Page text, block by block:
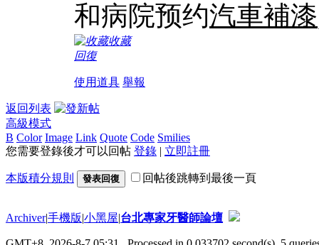
和病院预约汽車補漆
收藏
回復
使用道具 舉報
返回列表
高級模式
B Color Image Link Quote Code Smilies
您需要登錄後才可以回帖 登錄 | 立即註冊
本版積分規則 發表回復 回帖後跳轉到最後一頁
Archiver|手機版|小黑屋|台北專家牙醫師論壇